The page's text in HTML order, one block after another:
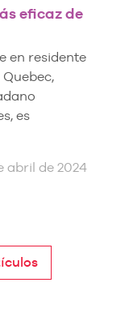
eficaz de
en residente
es
abril de 2024